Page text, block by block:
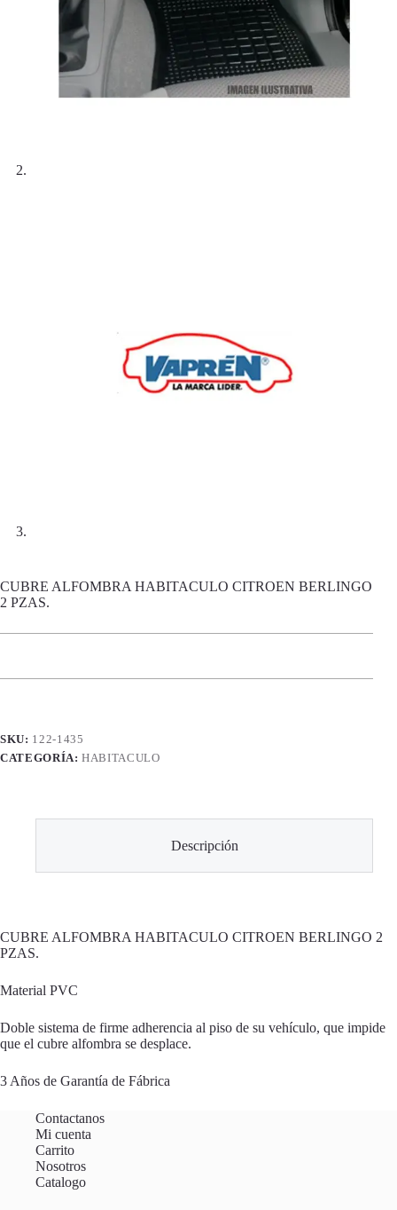
CUBRE ALFOMBRA HABITACULO CITROEN BERLINGO
2 PZAS.
SKU: 122-1435
CATEGORÍA:HABITACULO
Descripción
CUBRE ALFOMBRA HABITACULO CITROEN BERLINGO 2
PZAS.
Material PVC
Doble sistema de firme adherencia al piso de su vehículo, que impide
que el cubre alfombra se desplace.
3 Años de Garantía de Fábrica
Contactanos
Mi cuenta
Carrito
Nosotros
Catalogo